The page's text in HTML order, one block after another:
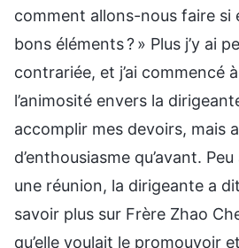
comment allons-nous faire si
bons éléments ? » Plus j’y ai
contrariée, et j’ai commencé
l’animosité envers la
accomplir mes devoirs, mais
d’enthousiasme qu’avant.
une réunion, la dirigeante a
savoir plus sur Frère Zhao
qu’elle voulait le promouvoir